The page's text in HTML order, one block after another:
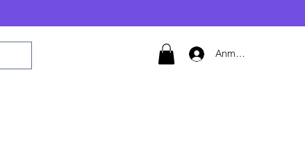
Anmelden